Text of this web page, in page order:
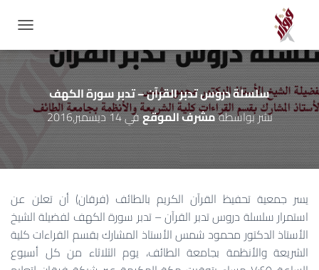
سلسلة دروس تدبر القرآن – تدبر سورة الكهف
نشر بواسطةمشرف الموقعفي14 ديسمبر,2016
يسر جمعية تحفيظ القرآن الكريم بالطائف (فرقان) أن تعلن عن
استمرار سلسلة دروس تدبر القرآن – تدبر سورة الكهف لفضيلة الشيخ
الأستاذ الدكتور محمود شمس الأستاذ المشارك بقسم القراءات كلية
الشريعة والأنظمة بجامعة الطائف، يوم الثلاثاء من كل أسبوع